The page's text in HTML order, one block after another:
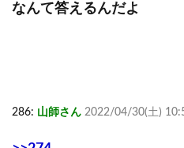
なんて答えるんだよ
286: 山師さん 2022/04/30(土)